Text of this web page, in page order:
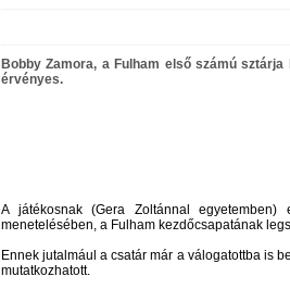
Bobby Zamora, a Fulham első számú
érvényes.
A játékosnak (Gera Zoltánnal
menetelésében, a Fulham kezdőcsapatának
Ennek jutalmául a csatár már a válogatottba is
mutatkozhatott.